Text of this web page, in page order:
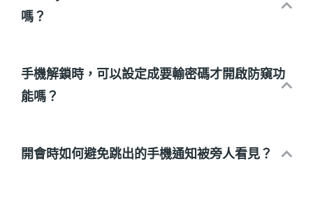
嗎？
手機解鎖時，可以設定成要輸密碼才開啟防窺功
能嗎？
開會時如何避免跳出的手機通知被旁人看見？